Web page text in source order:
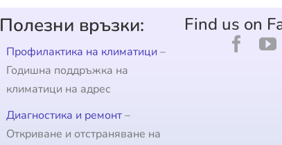
Полезни връзки:
Профилактика на климатици –
Годишна поддръжка на
климатици на адрес
Диагностика и ремонт–
Откриване и отстраняване на
Find us on